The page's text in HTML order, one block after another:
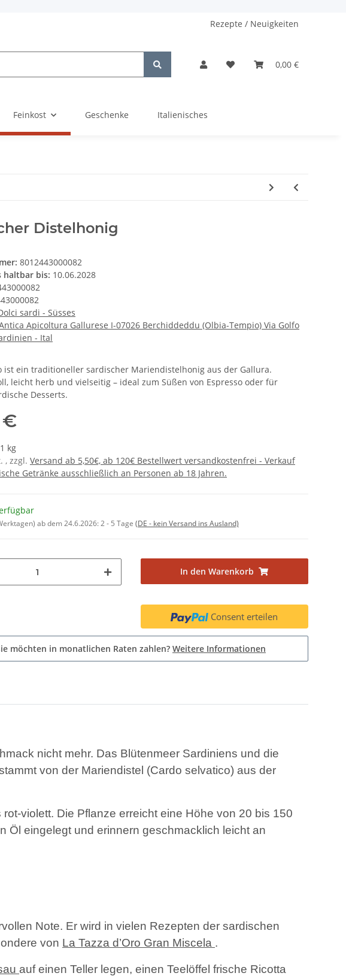
Rezepte / Neuigkeiten
0,00 €
Feinkost Geschenke Italienisches
Distelhonig
8012443000082
haltbar bis: 10.06.2028
sardi - Süsses
Apicoltura Gallurese I-07026 Berchiddeddu (Olbia-Tempio) Via Golfo
- Ital
ist ein traditioneller sardischer Mariendistelhonig aus der Gallura.
leicht herb und vielseitig – ideal zum Süßen von Espresso oder für
Desserts.
€
kg
, zzgl. Versand ab 5,50€, ab 120€ Bestellwert versandkostenfrei - Verkauf
Getränke ausschließlich an Personen ab 18 Jahren.
ab dem 24.6.2026:2 - 5 Tage (DE - kein Versand ins Ausland)
In den Warenkorb
Consent erteilen
möchten in monatlichen Raten zahlen? Weitere Informationen
nicht mehr. Das Blütenmeer Sardiniens und die
von der Mariendistel (Cardo selvatico) aus der
violett. Die Pflanze erreicht eine Höhe von 20 bis 150
Öl eingelegt und erinnern geschmacklich leicht an
Note. Er wird in vielen Rezepten der sardischen
von La Tazza d’Oro Gran Miscela .
auf einen Teller legen, einen Teelöffel frische Ricotta